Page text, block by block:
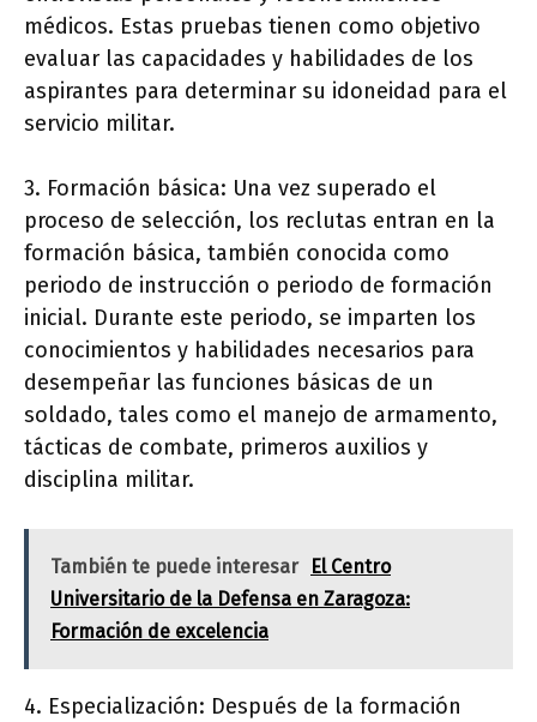
médicos. Estas pruebas tienen como objetivo
evaluar las capacidades y habilidades de los
aspirantes para determinar su idoneidad para el
servicio militar.
3. Formación básica: Una vez superado el
proceso de selección, los reclutas entran en la
formación básica, también conocida como
periodo de instrucción o periodo de formación
inicial. Durante este periodo, se imparten los
conocimientos y habilidades necesarios para
desempeñar las funciones básicas de un
soldado, tales como el manejo de armamento,
tácticas de combate, primeros auxilios y
disciplina militar.
También te puede interesar
El Centro
Universitario de la Defensa en Zaragoza:
Formación de excelencia
4. Especialización: Después de la formación